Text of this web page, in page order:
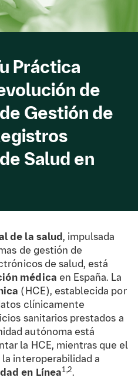
Práctica
de
Gestión de
Salud en
de la salud, impulsada
de gestión de
de salud, está
médica en España. La
(HCE), establecida por
clínicamente
sanitarios prestados a
autónoma está
la HCE, mientras que el
interoperabilidad a
en Línea1,2.